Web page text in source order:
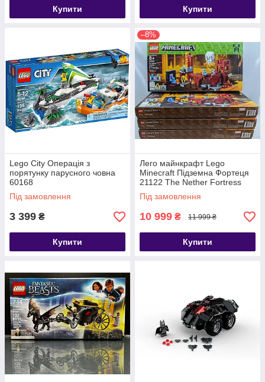
Купити Купити
Lego City Операція з
порятунку парусного човна
60168
Під замовлення
3 399 ₴
Купити
–8%
Лего майнкрафт Lego
Minecraft Підземна Фортеця
21122 The Nether Fortress
20+- днів доставка
Під замовлення
10 999 ₴ 11 999 ₴
Купити